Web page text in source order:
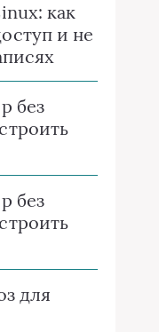
как
и не
без
без
для